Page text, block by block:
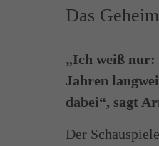
Das
„Ich weiß nur:
Jahren
dabei“, sagt
Der